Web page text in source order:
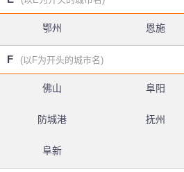
鄂州 恩施
F (以F为开头的城市名)
佛山 阜阳
防城港 抚州
阜新